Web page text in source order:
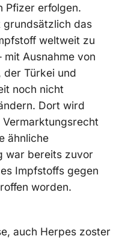
Pfizer erfolgen.
grundsätzlich das
weltweit zu
mit Ausnahme von
der Türkei und
noch nicht
Dort wird
Vermarktungsrecht
ähnliche
war bereits zuvor
Impfstoffs gegen
worden.
auch Herpes zoster